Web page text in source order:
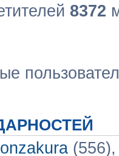
8372